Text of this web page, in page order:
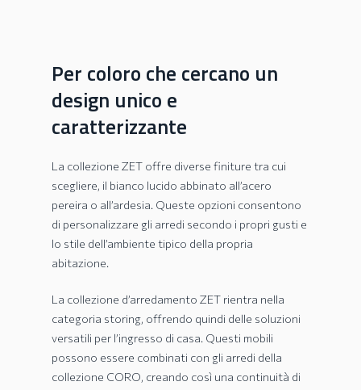
Per coloro che cercano un
design unico e
caratterizzante
La collezione ZET offre diverse finiture tra cui
scegliere, il bianco lucido abbinato all’acero
pereira o all’ardesia. Queste opzioni consentono
di personalizzare gli arredi secondo i propri gusti e
lo stile dell’ambiente tipico della propria
abitazione.
La collezione d’arredamento ZET rientra nella
categoria storing, offrendo quindi delle soluzioni
versatili per l’ingresso di casa. Questi mobili
possono essere combinati con gli arredi della
collezione CORO, creando così una continuità di